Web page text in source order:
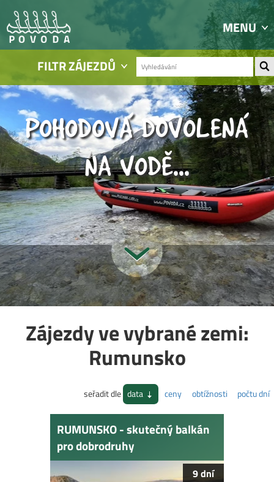
MENU
FILTR ZÁJEZDŮ
POHODOVÁ DOVOLENÁ
NA VODĚ...
Zájezdy ve vybrané zemi:
Rumunsko
seřadit dle data ceny obtížnosti počtu dní
RUMUNSKO - skutečný balkán
pro dobrodruhy
9 dní